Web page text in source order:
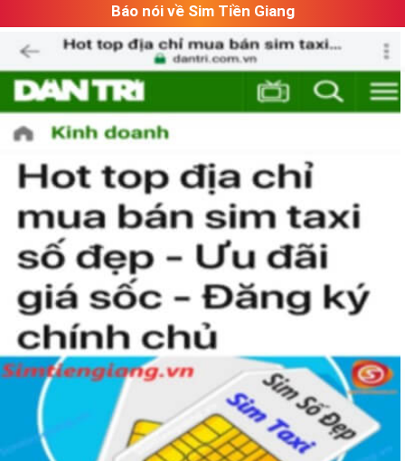
Báo nói về Sim Tiền Giang